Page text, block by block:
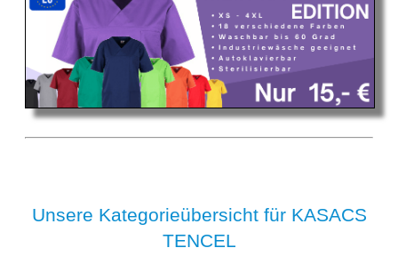
Unsere Kategorieübersicht für KASACS
TENCEL